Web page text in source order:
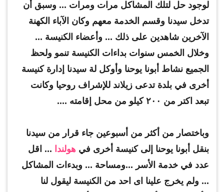
لوجود حل لتلك المشاكل مرات ومرات ... وسبق أن
تدخل سيدنا وقسم الخدمة معهم وكان الآباء الكهنة
الآخرين شاهدين على ذلك ... وأعضاء الكنيسة ...
وخلال الخمس سنوات بداءات الكنيسة تنمو ولحظ
الجميع نشاط أبونا يوحنا وأوكل لة سيدنا إدارة كنيسة
أخرى في بلدة تدعى زيلاند للإشراف روحيا وكانت
تبعد اكتر من ٢٠٠ كيلو من محل إقامته ....
وباختصار من أكثر من أسبوعين جاء قرار من سيدنا
بنقل أبونا يوحنا إلى كنيسة أخرى في هولندا ... اقل
عدد في خدمة الأسر ...ومساحة ... وبدءات المشاكل
... ولم يخرج علينا اى احد من الكنيسة ليقول لنا